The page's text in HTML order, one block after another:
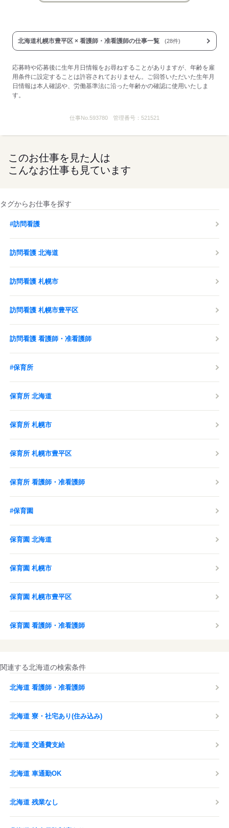
応募する
北海道札幌市豊平区 × 看護師・准看護師の仕事一覧 (28件)
応募時や応募後に生年月日情報をお尋ねすることがありますが、年齢を雇
用条件に設定することは許容されておりません。ご回答いただいた生年月
日情報は本人確認や、労働基準法に沿った年齢かの確認に使用いたしま
す。
仕事No.593780 管理番号： 521521
このお仕事を見た人は
こんなお仕事も見ています
タグからお仕事を探す
#訪問看護
訪問看護 北海道
訪問看護 札幌市
訪問看護 札幌市豊平区
訪問看護 看護師・准看護師
#保育所
保育所 北海道
保育所 札幌市
保育所 札幌市豊平区
保育所 看護師・准看護師
#保育園
保育園 北海道
保育園 札幌市
保育園 札幌市豊平区
保育園 看護師・准看護師
関連する北海道の検索条件
北海道 看護師・准看護師
北海道 寮・社宅あり(住み込み)
北海道 交通費支給
北海道 車通勤OK
北海道 残業なし